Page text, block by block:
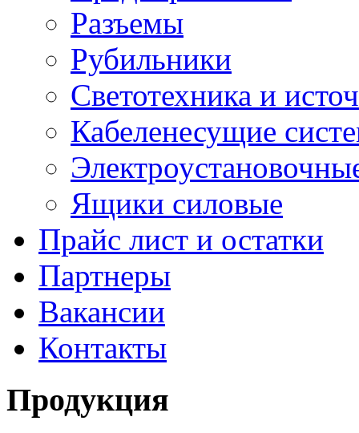
Разъемы
Рубильники
Светотехника и
Кабеленесущие
Ящики силовые
Прайс лист и остатки
Партнеры
Вакансии
Контакты
Продукция